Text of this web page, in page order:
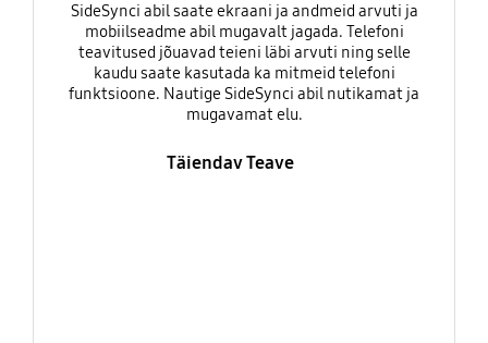
SideSynci abil saate ekraani ja andmeid arvuti ja
mobiilseadme abil mugavalt jagada. Telefoni
teavitused jõuavad teieni läbi arvuti ning selle
kaudu saate kasutada ka mitmeid telefoni
funktsioone. Nautige SideSynci abil nutikamat ja
mugavamat elu.
Täiendav Teave